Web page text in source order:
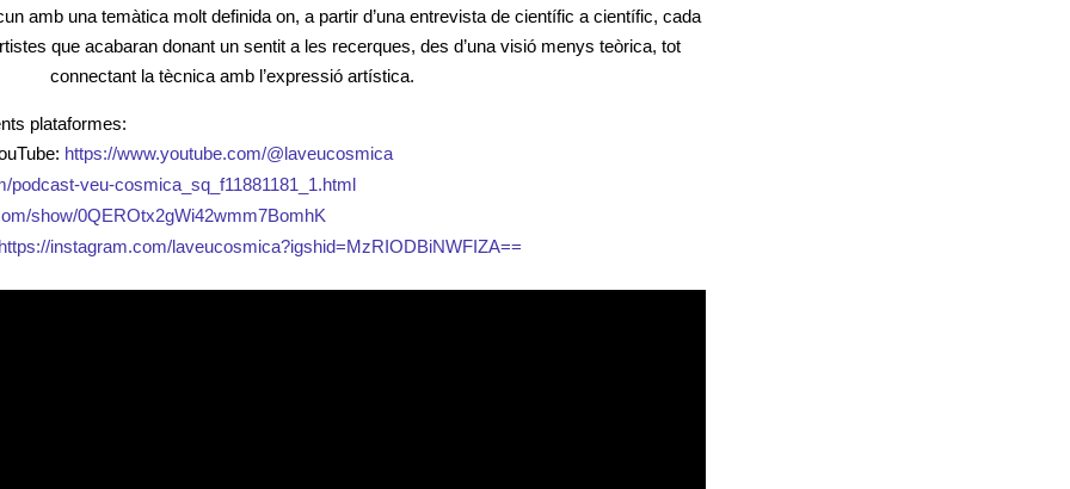
amb una temàtica molt definida on, a partir d’una entrevista de científic a científic, cada
que acabaran donant un sentit a les recerques, des d’una visió menys teòrica, tot
connectant la tècnica amb l’expressió artística.
plataformes:
https://www.youtube.com/@laveucosmica
podcast-veu-cosmica_sq_f11881181_1.html
show/0QEROtx2gWi42wmm7BomhK
instagram.com/laveucosmica?igshid=MzRIODBiNWFIZA==